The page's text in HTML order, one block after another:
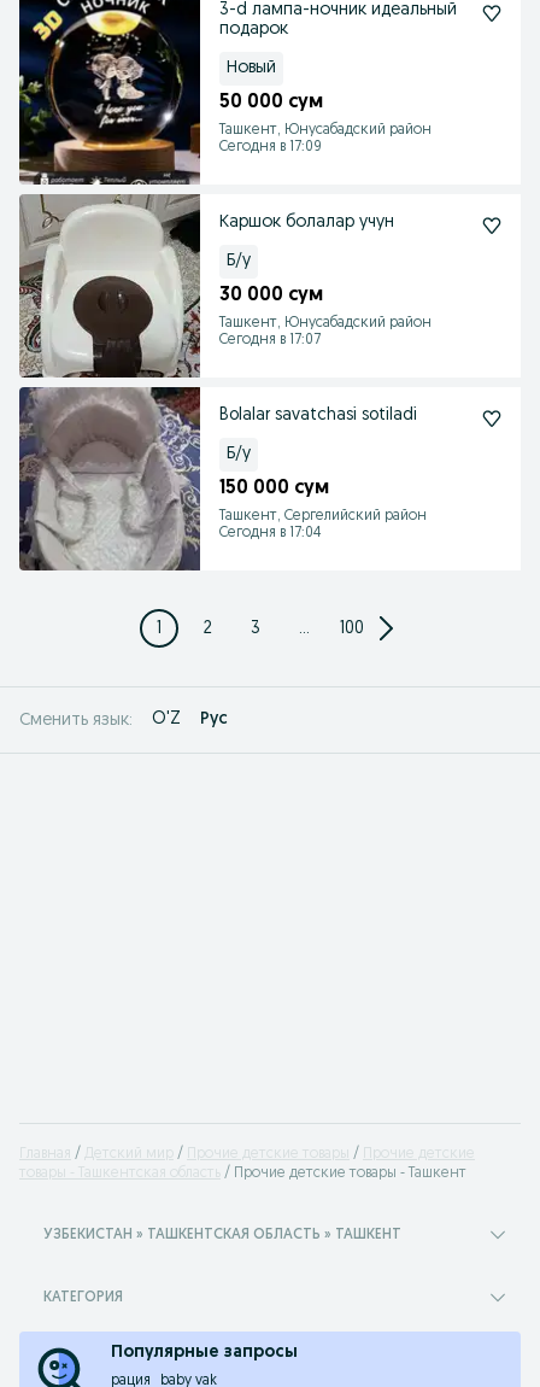
3-d лампа-ночник идеальный
подарок
Новый
50 000 сум
Ташкент, Юнусабадский район
Сегодня в 17:09
Каршок болалар учун
Б/у
30 000 сум
Ташкент, Юнусабадский район
Сегодня в 17:07
Bolalar savatchasi sotiladi
Б/у
150 000 сум
Ташкент, Сергелийский район
Сегодня в 17:04
1 2 3 ... 100
Сменить язык: O'Z Рус
Главная Детский мир Прочие детские товары
Прочие детские
товары - Ташкентская область
Прочие детские товары - Ташкент
УЗБЕКИСТАН » ТАШКЕНТСКАЯ ОБЛАСТЬ » ТАШКЕНТ
КАТЕГОРИЯ
Популярные запросы
рация baby vak